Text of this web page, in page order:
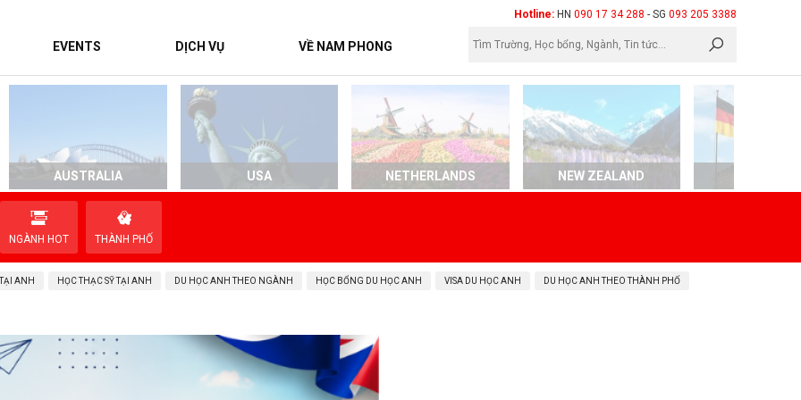
Hotline: HN 090 17 34 288 - SG 093 205 3388
EVENTS DỊCH VỤ VỀ NAM PHONG
AUSTRALIA USA NETHERLANDS NEW ZEALAND
NGÀNH HOT THÀNH PHỐ
ANH HỌC THẠC SỸ TẠI ANH DU HỌC ANH THEO NGÀNH HỌC BỔNG DU HỌC ANH VISA DU HỌC ANH DU HỌC ANH THEO THÀNH PHỐ